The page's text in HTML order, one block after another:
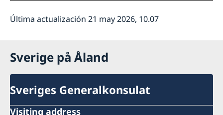
Última actualización 21 may 2026, 10.07
Sverige på Åland
Sveriges Generalkonsulat
Visiting address